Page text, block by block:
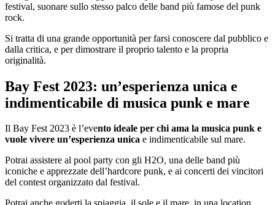
festival, suonare sullo stesso palco delle band più famose del punk
rock.
Si tratta di una grande opportunità per farsi conoscere dal pubblico e
dalla critica, e per dimostrare il proprio talento e la propria
originalità.
Bay Fest 2023: un’esperienza unica e
indimenticabile di musica punk e mare
Il Bay Fest 2023 è l’evento ideale per chi ama la musica punk e
vuole vivere un’esperienza unica e indimenticabile sul mare.
Potrai assistere al pool party con gli H2O, una delle band più
iconiche e apprezzate dell’hardcore punk, e ai concerti dei vincitori
del contest organizzato dal festival.